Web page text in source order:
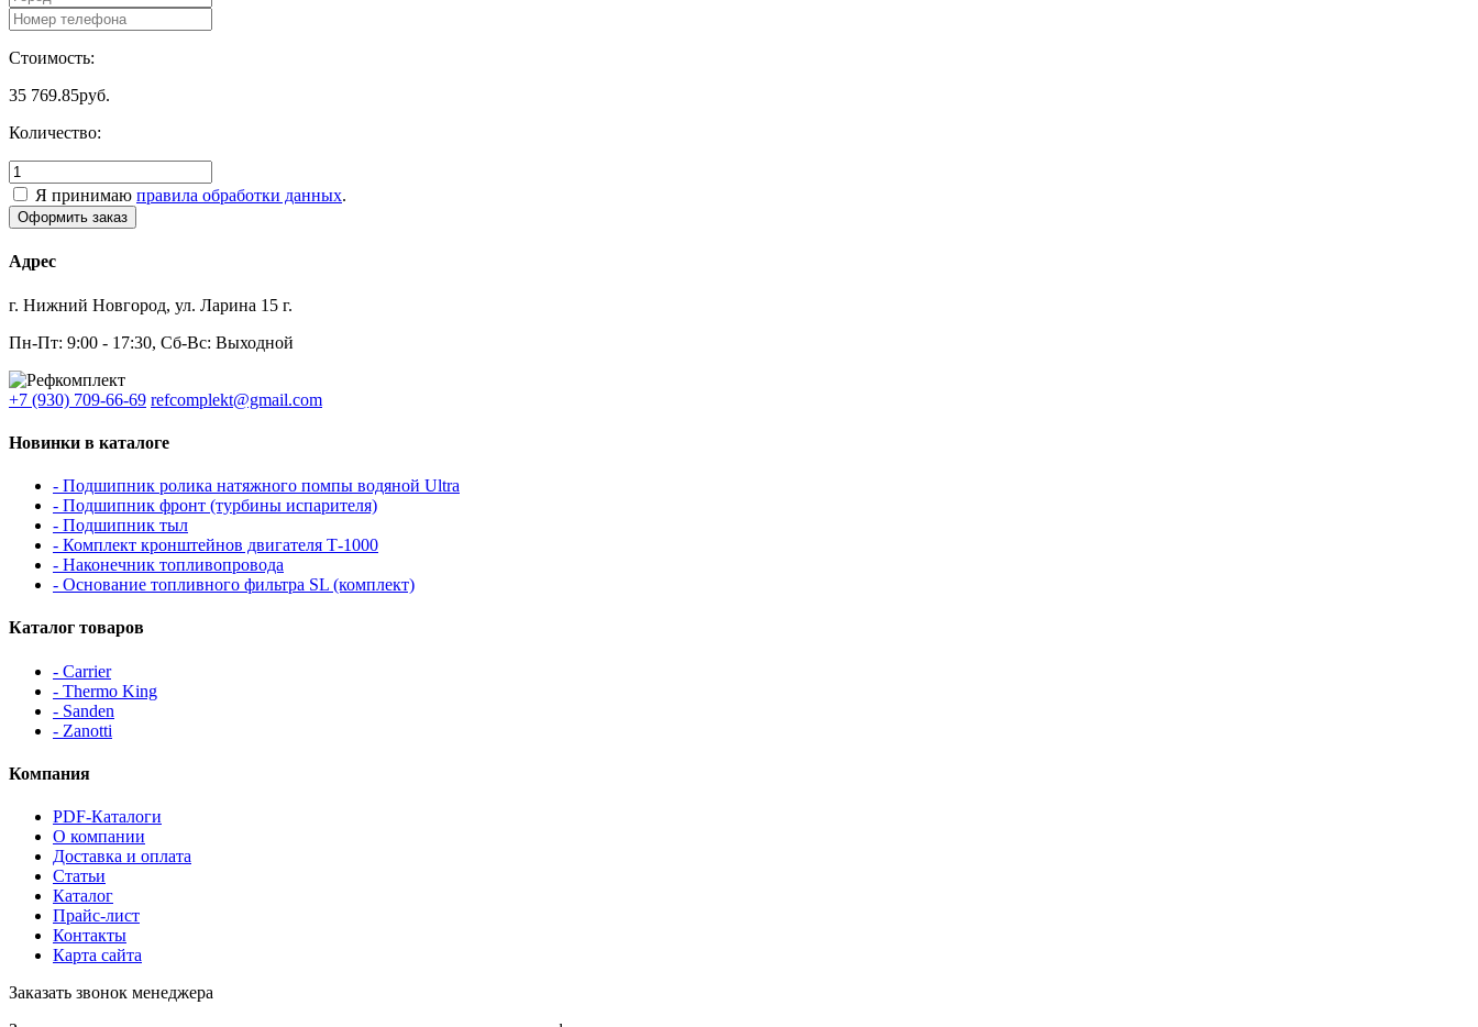
Стоимость:
35 769.85руб.
Количество:
Я принимаю правила обработки данных.
Адрес
г. Нижний Новгород, ул. Ларина 15 г.
Пн-Пт: 9:00 - 17:30, Сб-Вс: Выходной
+7 (930) 709-66-69 refcomplekt@gmail.com
Новинки в каталоге
- Подшипник ролика натяжного помпы водяной Ultra
- Подшипник фронт (турбины испарителя)
- Подшипник тыл
- Комплект кронштейнов двигателя Т-1000
- Наконечник топливопровода
- Основание топливного фильтра SL (комплект)
Каталог товаров
- Carrier
- Thermo King
- Sanden
- Zanotti
Компания
PDF-Каталоги
О компании
Доставка и оплата
Статьи
Каталог
Прайс-лист
Контакты
Карта сайта
Заказать звонок менеджера